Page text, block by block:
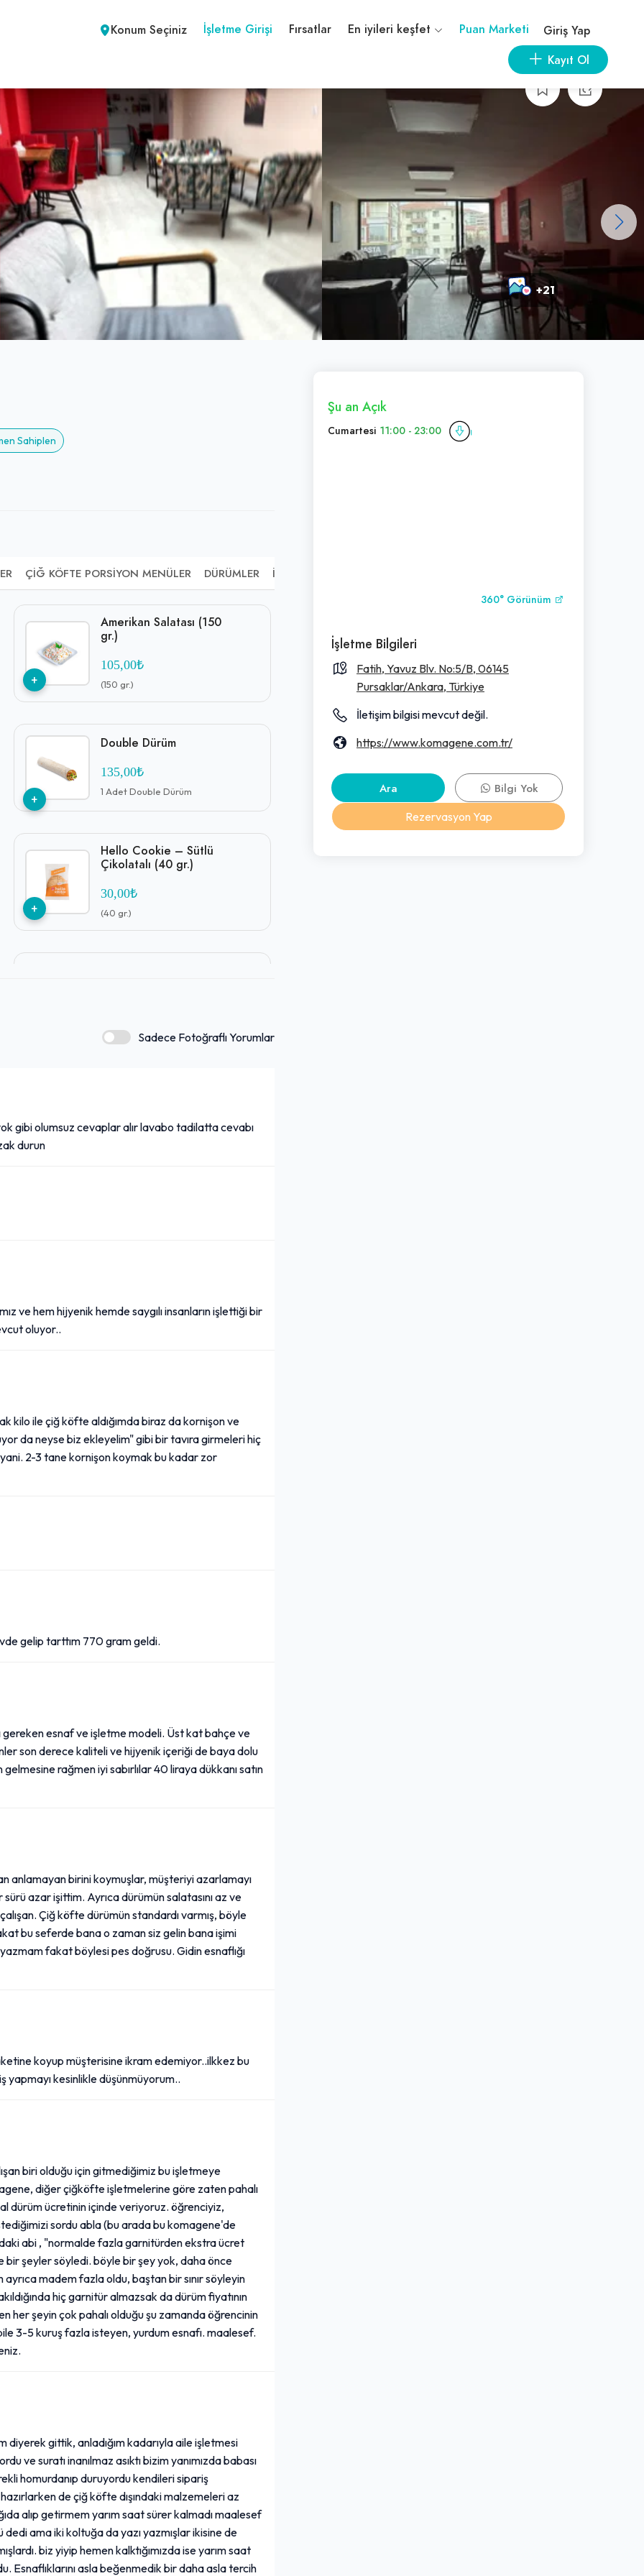
Konum Seçiniz İşletme Girişi Fırsatlar En iyileri keşfet Puan Marketi
Giriş Yap
Kayıt Ol
+21
Sahiplen
ÇIĞ KÖFTE PORSIYON MENÜLER DÜRÜMLER İÇECEKLER
+
Amerikan Salatası (150
gr.)
105,00₺
(150 gr.)
+
Double Dürüm
135,00₺
1 Adet Double Dürüm
+
Hello Cookie – Sütlü
Çikolatalı (40 gr.)
30,00₺
(40 gr.)
+
40,00₺
Yeşillik (Büyük)
60,00₺
(110 ml.)
Pepsi Zero Sugar (1 L.)
80,00₺
(1 L.)
+
55,00₺
(57,5 ml.)
+
10,00₺
Çiğ köfte sos
+
Ülker Çikolatalı Gofret
(36 gr.)
25,00₺
+
+
Danette Çikolatalı (100
gr.)
45,00₺
(100 gr.)
Sadece Fotoğraflı Yorumlar
gibi olumsuz cevaplar alır lavabo tadilatta cevabı
durun
ve hem hijyenik hemde saygılı insanların işlettiği bir
oluyor..
kilo ile çiğ köfte aldığımda biraz da kornişon ve
da neyse biz ekleyelim" gibi bir tavıra girmeleri hiç
2-3 tane kornişon koymak bu kadar zor
gelip tarttım 770 gram geldi.
esnaf ve işletme modeli. Üst kat bahçe ve
son derece kaliteli ve hijyenik içeriği de baya dolu
rağmen iyi sabırlılar 40 liraya dükkanı satın
anlamayan birini koymuşlar, müşteriyi azarlamayı
azar işittim. Ayrıca dürümün salatasını az ve
Çiğ köfte dürümün standardı varmış, böyle
bu seferde bana o zaman siz gelin bana işimi
fakat böylesi pes doğrusu. Gidin esnaflığı
koyup müşterisine ikram edemiyor..ilkkez bu
kesinlikle düşünmüyorum..
biri olduğu için gitmediğimiz bu işletmeye
diğer çiğköfte işletmelerine göre zaten pahalı
dürüm ücretinin içinde veriyoruz. öğrenciyiz,
sordu abla (bu arada bu komagene'de
abi , "normalde fazla garnitürden ekstra ücret
bir şeyler söyledi. böyle bir şey yok, daha önce
madem fazla oldu, baştan bir sınır söyleyin
hiç garnitür almazsak da dürüm fiyatının
her şeyin çok pahalı olduğu şu zamanda öğrencinin
3-5 kuruş fazla isteyen, yurdum esnafı. maalesef.
diyerek gittik, anladığım kadarıyla aile işletmesi
ve suratı inanılmaz asıktı bizim yanımızda babası
homurdanıp duruyordu kendileri sipariş
de çiğ köfte dışındaki malzemeleri az
alıp getirmem yarım saat sürer kalmadı maalesef
ama iki koltuğa da yazı yazmışlar ikisine de
biz yiyip hemen kalktığımızda ise yarım saat
Esnaflıklarını asla beğenmedik bir daha asla tercih
Şu an Açık
Cumartesi 11:00 - 23:00
360° Görünüm
İşletme Bilgileri
Fatih, Yavuz Blv. No:5/B, 06145
Pursaklar/Ankara, Türkiye
İletişim bilgisi mevcut değil.
https://www.komagene.com.tr/
Ara
Bilgi Yok
Rezervasyon Yap